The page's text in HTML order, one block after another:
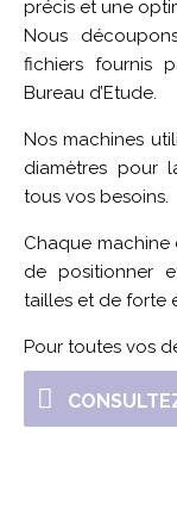
précis et une
Nous
fichiers fournis
Bureau d’Etude.
Nos machines
diamètres pour
tous vos besoins.
Chaque
de positionner
tailles et de forte
Pour toutes vos